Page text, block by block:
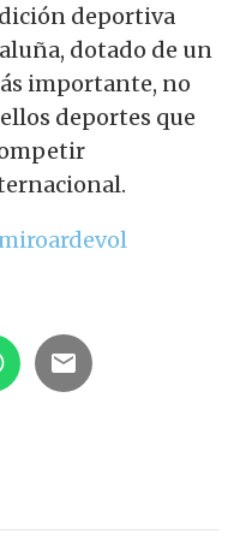
deportiva
dotado de un
importante, no
deportes que